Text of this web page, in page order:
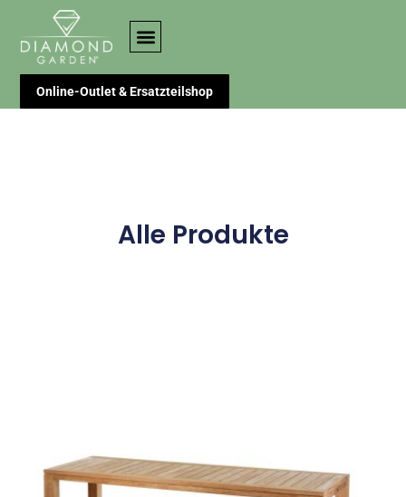
Online-Outlet & Ersatzteilshop
Alle Produkte